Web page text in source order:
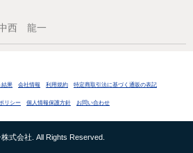
西 龍一
結果 会社情報 利用規約 特定商取引法に基づく通販の表記
リシー 個人情報保護方針 お問い合わせ
式会社. All Rights Reserved.